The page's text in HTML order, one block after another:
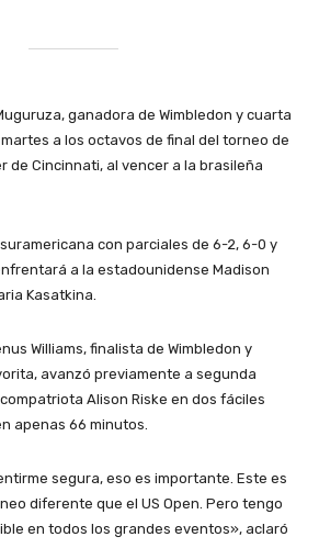
ganadora de Wimbledon y cuarta
a los octavos de final del torneo de
de Cincinnati, al vencer a la brasileña
con parciales de 6-2, 6-0 y
a la estadounidense Madison
Kasatkina.
Williams, finalista de Wimbledon y
avanzó previamente a segunda
Alison Riske en dos fáciles
apenas 66 minutos.
segura, eso es importante. Este es
diferente que el US Open. Pero tengo
en todos los grandes eventos», aclaró